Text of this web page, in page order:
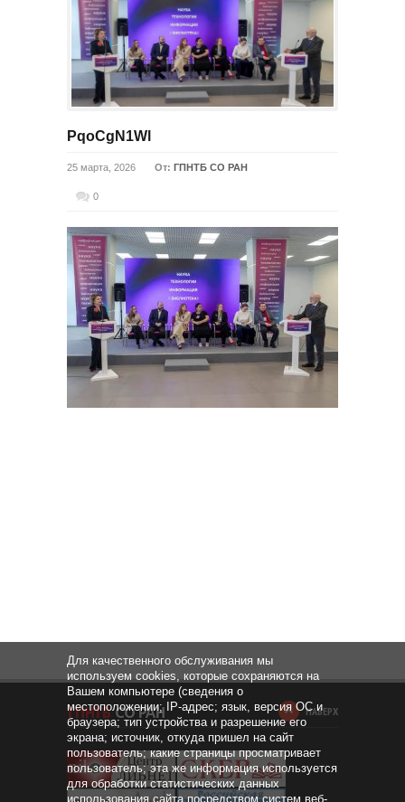
PqoCgN1Wl
25 марта, 2026 От: ГПНТБ СО РАН
0
НАВЕРХ
Для качественного обслуживания мы
используем cookies, которые сохраняются на
Вашем компьютере (сведения о
местоположении; IP-адрес; язык, версия ОС и
браузера; тип устройства и разрешение его
экрана; источник, откуда пришел на сайт
пользователь; какие страницы просматривает
пользователь; эта же информация используется
для обработки статистических данных
использования сайта посредством систем веб-